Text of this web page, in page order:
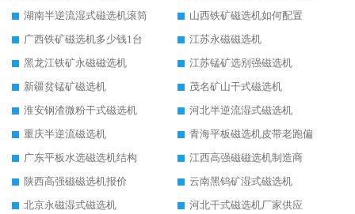
湖南半逆流湿式磁选机滚筒
山西铁矿磁选机如何配置
广西铁矿磁选机多少钱1台
江苏永磁磁选机
黑龙江铁矿永磁磁选机
江苏锰矿选别强磁选机
新疆贫锰矿磁选机
茂名矿山干式磁选机
淮安钢渣微粉干式磁选机
河北半逆流湿式磁选机
重庆半逆流磁选机
青海平板磁选机皮带老跑偏
广东平板水选磁选机结构
江西高强磁磁选机制造商
陕西高强磁磁选机报价
云南黑钨矿湿式磁选机
北京永磁湿式磁选机
河北干式磁选机厂家供应